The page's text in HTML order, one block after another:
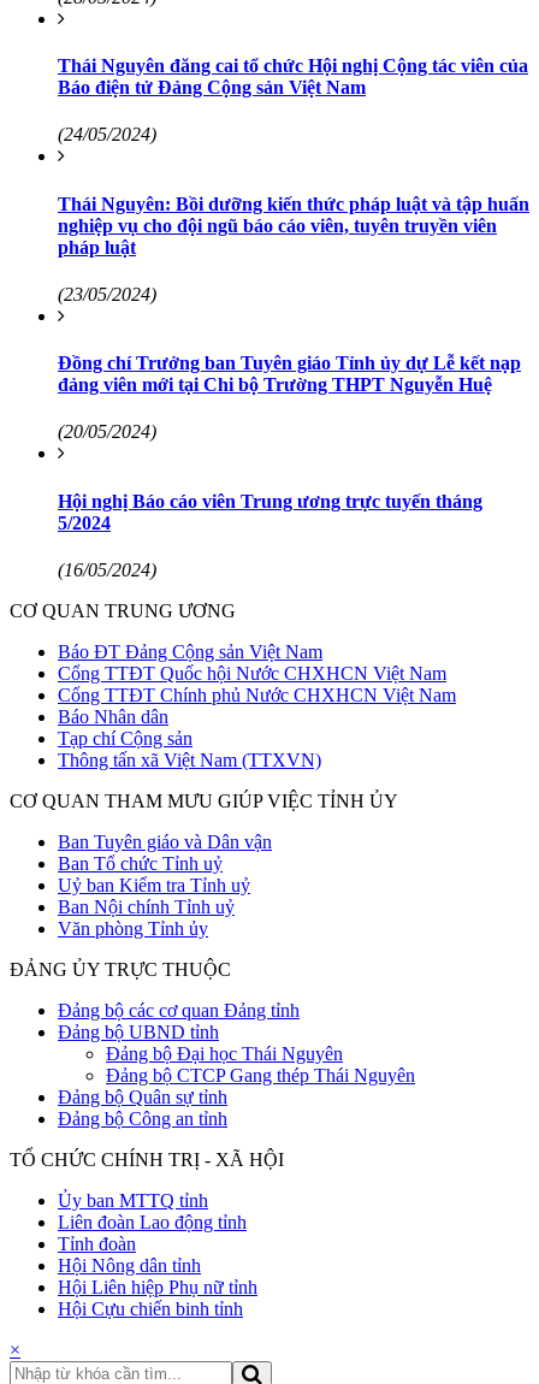
Thái Nguyên đăng cai tổ chức Hội nghị Cộng tác viên của
Báo điện tử Đảng Cộng sản Việt Nam
(24/05/2024)
Thái Nguyên: Bồi dưỡng kiến thức pháp luật và tập huấn
nghiệp vụ cho đội ngũ báo cáo viên, tuyên truyền viên
pháp luật
(23/05/2024)
Đồng chí Trưởng ban Tuyên giáo Tỉnh ủy dự Lễ kết nạp
đảng viên mới tại Chi bộ Trường THPT Nguyễn Huệ
(20/05/2024)
Hội nghị Báo cáo viên Trung ương trực tuyến tháng
5/2024
(16/05/2024)
CƠ QUAN TRUNG ƯƠNG
Báo ĐT Đảng Cộng sản Việt Nam
Cổng TTĐT Quốc hội Nước CHXHCN Việt Nam
Cổng TTĐT Chính phủ Nước CHXHCN Việt Nam
Báo Nhân dân
Tạp chí Cộng sản
Thông tấn xã Việt Nam (TTXVN)
CƠ QUAN THAM MƯU GIÚP VIỆC TỈNH ỦY
Ban Tuyên giáo và Dân vận
Ban Tổ chức Tỉnh uỷ
Uỷ ban Kiểm tra Tỉnh uỷ
Ban Nội chính Tỉnh uỷ
Văn phòng Tỉnh ủy
ĐẢNG ỦY TRỰC THUỘC
Đảng bộ các cơ quan Đảng tỉnh
Đảng bộ UBND tỉnh
Đảng bộ Đại học Thái Nguyên
Đảng bộ CTCP Gang thép Thái Nguyên
Đảng bộ Quân sự tỉnh
Đảng bộ Công an tỉnh
TỔ CHỨC CHÍNH TRỊ - XÃ HỘI
Ủy ban MTTQ tỉnh
Liên đoàn Lao động tỉnh
Tỉnh đoàn
Hội Nông dân tỉnh
Hội Liên hiệp Phụ nữ tỉnh
Hội Cựu chiến binh tỉnh
×